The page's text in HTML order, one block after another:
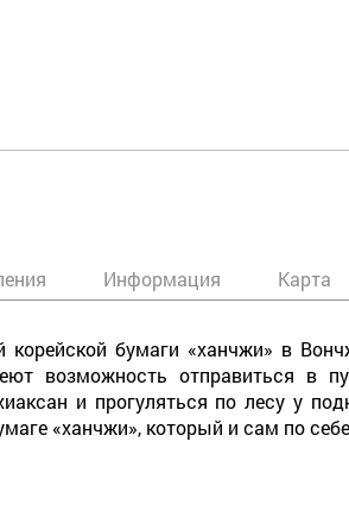
Информация Карта
бумаги «ханчжи» в
возможность отправиться в
и прогуляться по лесу у
«ханчжи», который и сам по